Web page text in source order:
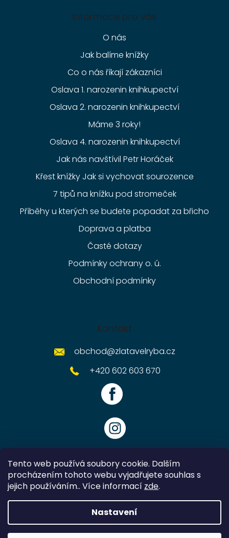
Tento web používá soubory cookie. Dalším
procházením tohoto webu vyjadřujete souhlas s
jejich používáním.. Více informací zde.
Nastavení
Informace pro vás
O nás
Jak balíme knížky
Co o nás říkají zákazníci
Oslava 1. narozenin knihkupectví
Oslava 2. narozenin knihkupectví
Máme 3 roky!
Oslava 4. narozenin knihkupectví
Jak nás navštívil Petr Horáček
Křest knížky Jak si vychovat sourozence
7 tipů na knížku pod stromeček
Příběhy u kterých se budete popadat za břicho
Doprava a platba
Časté dotazy
Podmínky ochrany o. ú.
Obchodní podmínky
Kontakt
obchod@zlatavelryba.cz
+420 602 603 670
Vytvořil Shoptet